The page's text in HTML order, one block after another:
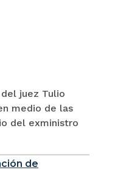
juez Tulio
medio de las
del exministro
de